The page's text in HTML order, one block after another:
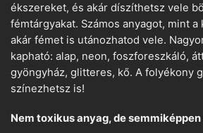
ékszereket, és akár díszíthetsz vele
fémtárgyakat. Számos anyagot, mint a
akár fémet is utánozhatod vele.
kapható: alap, neon, foszforeszkáló,
gyöngyház, glitteres, kő. A folyékony
színezhetsz is!
Nem toxikus anyag, de semmiképpen